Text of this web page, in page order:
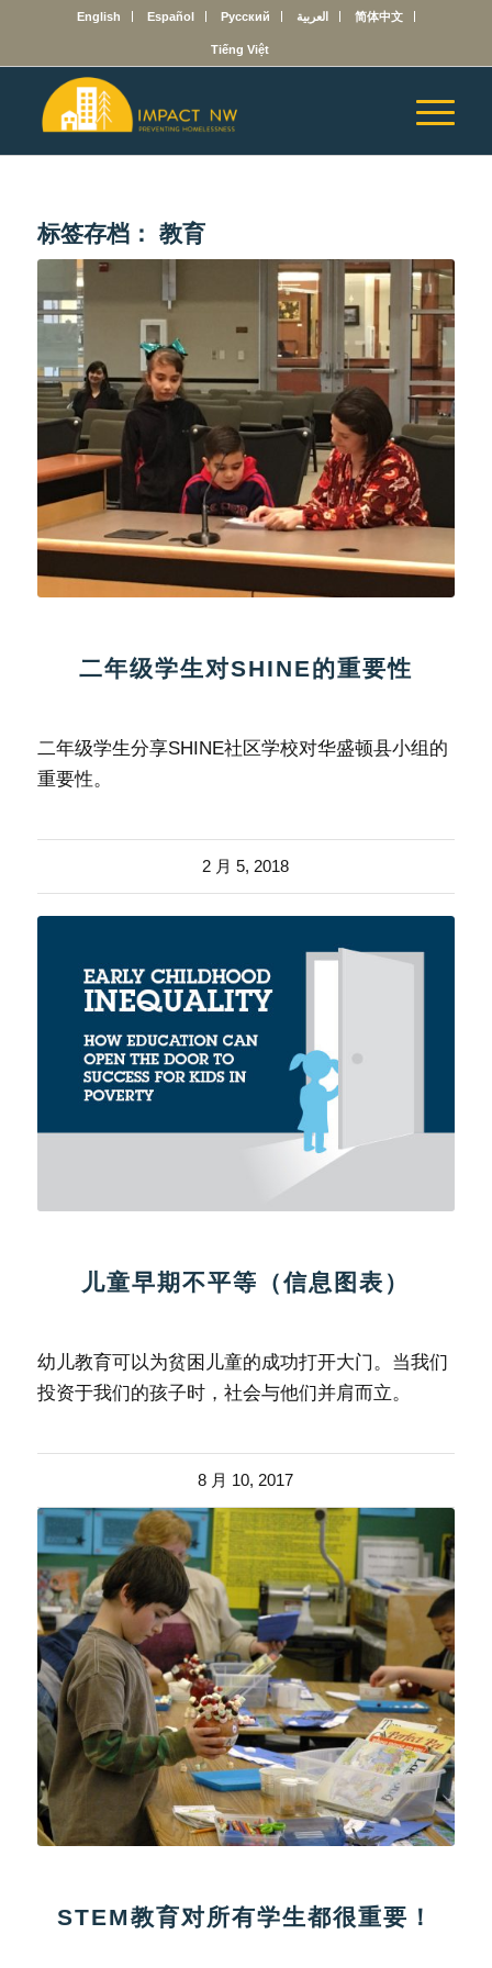
English Español Русский العربية 简体中文
Tiếng Việt
标签存档： 教育
二年级学生对SHINE的重要性
二年级学生分享SHINE社区学校对华盛顿县小组的
重要性。
2 月 5, 2018
儿童早期不平等（信息图表）
幼儿教育可以为贫困儿童的成功打开大门。当我们
投资于我们的孩子时，社会与他们并肩而立。
8 月 10, 2017
STEM教育对所有学生都很重要！